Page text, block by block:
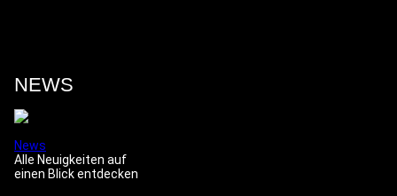
NEWS
News
Alle Neuigkeiten auf
einen Blick entdecken